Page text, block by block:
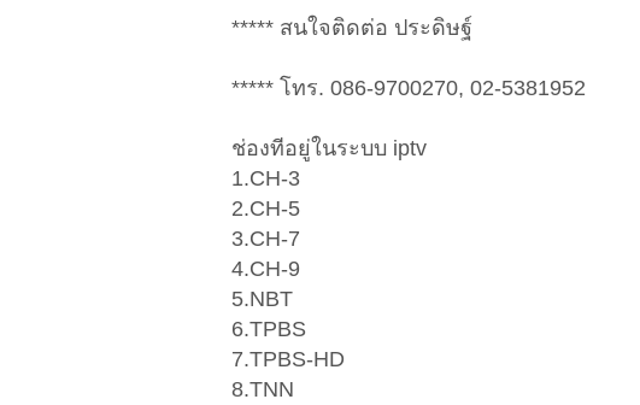
***** สนใจติดต่อ ประดิษฐ์
***** โทร. 086-9700270, 02-5381952
ช่องทีอยู่ในระบบ iptv
1.CH-3
2.CH-5
3.CH-7
4.CH-9
5.NBT
6.TPBS
7.TPBS-HD
8.TNN